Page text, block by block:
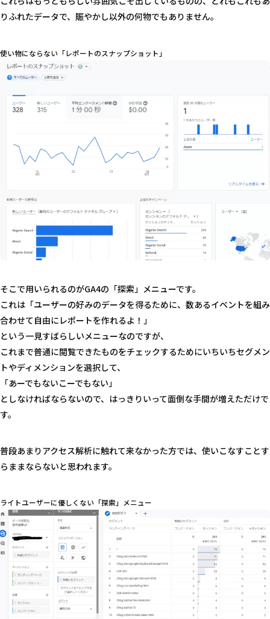
りふれたデータで、賑やかし以外の何物でもありません。
使い物にならない「レポートのスナップショット」
そこで用いられるのがGA4の「探索」メニューです。
これは「ユーザーの好みのデータを得るために、数あるイベントを組み
合わせて自由にレポートを作れるよ！」
という一見すばらしいメニューなのですが、
これまで普通に閲覧できたものをチェックするためにいちいちセグメン
トやディメンションを選択して、
「あーでもないこーでもない」
としなければならないので、はっきりいって面倒な手間が増えただけで
す。
普段あまりアクセス解析に触れて来なかった方では、使いこなすことす
らままならないと思われます。
ライトユーザーに優しくない「探索」メニュー